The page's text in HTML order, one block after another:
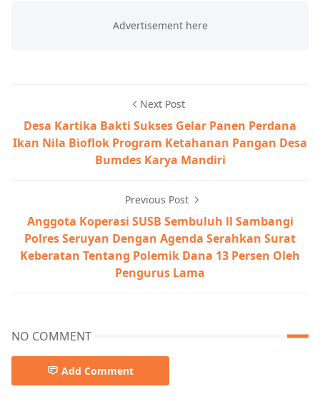
Next Post
Desa Kartika Bakti Sukses Gelar Panen Perdana
Ikan Nila Bioflok Program Ketahanan Pangan Desa
Bumdes Karya Mandiri
Previous Post
Anggota Koperasi SUSB Sembuluh ll Sambangi
Polres Seruyan Dengan Agenda Serahkan Surat
Keberatan Tentang Polemik Dana 13 Persen Oleh
Pengurus Lama
NO COMMENT
Add Comment